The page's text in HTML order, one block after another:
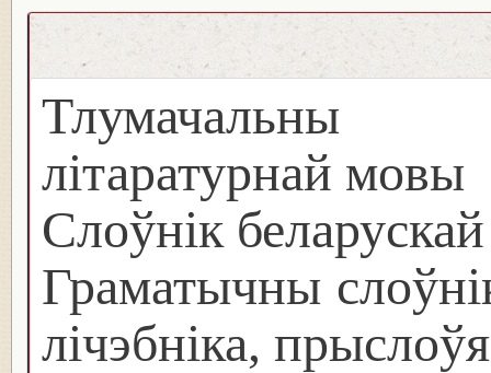
Тлумачальны
літаратурнай мовы
Слоўнік
Граматычны
лічэбніка, прыслоўя